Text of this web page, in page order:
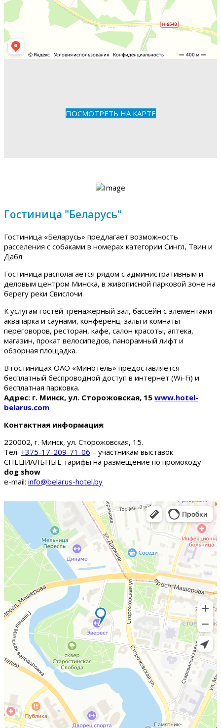
ПОСМОТРЕТЬ НА КАРТЕ
Гостиница "Беларусь"
Гостиница «Беларусь» предлагает возможность
расселения с собаками в номерах категории Сингл, Твин и
Дабл
Гостиница располагается рядом с административным и
деловым центром Минска, в живописной парковой зоне на
берегу реки Свислочи.
К услугам гостей тренажерный зал, бассейн с элементами
аквапарка и саунами, конференц-залы и комнаты
переговоров, ресторан, кафе, салон красоты, аптека,
магазин, прокат велосипедов, панорамный лифт и
обзорная площадка.
В гостиницах ОАО «Минотель» предоставляется
бесплатный беспроводной доступ в интернет (Wi-Fi) и
бесплатная парковка.
Адрес: г. Минск, ул. Сторожовская, 15 www.hotel-
belarus.com
Контактная информация:
220002, г. Минск, ул. Сторожовская, 15.
Тел. +375-17-209-71-06 – участникам выставок
СПЕЦИАЛЬНЫЕ тарифы на размещение по промокоду
dog show
e-mail: info@belarus-hotel.by